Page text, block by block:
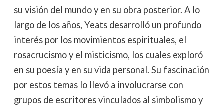
su visión del mundo y en su obra posterior. A lo
largo de los años, Yeats desarrolló un profundo
interés por los movimientos espirituales, el
rosacrucismo y el misticismo, los cuales exploró
en su poesía y en su vida personal. Su fascinación
por estos temas lo llevó a involucrarse con
grupos de escritores vinculados al simbolismo y